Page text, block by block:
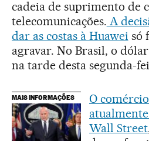
cadeia de suprimento de
telecomunicações. A
dar as costas à Huawei só
agravar. No Brasil, o
na tarde desta segunda-
MAIS INFORMAÇÕES
O
Wall Street